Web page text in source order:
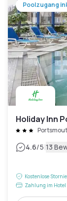
Poolzugang
Holiday Inn
4.6/5|13
Kostenlose
Zahlung im Hotel